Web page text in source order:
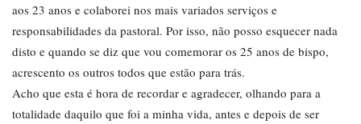
aos 23 anos e colaborei nos mais variados serviços e
responsabilidades da pastoral. Por isso, não posso esquecer nada
disto e quando se diz que vou comemorar os 25 anos de bispo,
acrescento os outros todos que estão para trás.
Acho que esta é hora de recordar e agradecer, olhando para a
totalidade daquilo que foi a minha vida, antes e depois de ser